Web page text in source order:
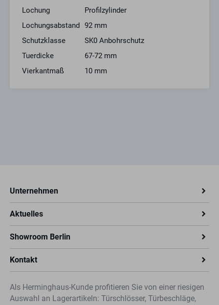
Lochung
Profilzylinder
Lochungsabstand 92 mm
Schutzklasse
SK0 Anbohrschutz
Tuerdicke
67-72 mm
Vierkantmaß
10 mm
Unternehmen
Aktuelles
Showroom Berlin
Kontakt
Als Herminghaus-Kunde profitieren Sie von einer riesigen
Auswahl an Lagerartikeln: Türschlösser, Türbeschläge,